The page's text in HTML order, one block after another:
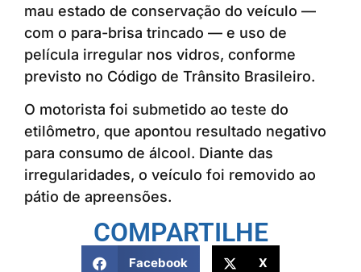
mau estado de conservação do veículo —
com o para-brisa trincado — e uso de
película irregular nos vidros, conforme
previsto no Código de Trânsito Brasileiro.
O motorista foi submetido ao teste do
etilômetro, que apontou resultado negativo
para consumo de álcool. Diante das
irregularidades, o veículo foi removido ao
pátio de apreensões.
COMPARTILHE
Facebook X